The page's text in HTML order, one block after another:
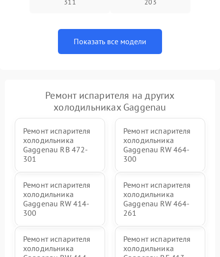
311
203
Показать все модели
Ремонт испарителя на других
холодильниках Gaggenau
Ремонт испарителя
холодильника
Gaggenau RB 472-
301
Ремонт испарителя
холодильника
Gaggenau RW 464-
300
Ремонт испарителя
холодильника
Gaggenau RW 414-
300
Ремонт испарителя
холодильника
Gaggenau RW 464-
261
Ремонт испарителя
холодильника
Ремонт испарителя
холодильника